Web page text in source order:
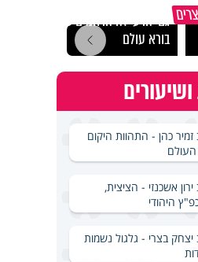
גם ׳הרע׳ זה הרחמים של
בורא עולם
כהן - התהוות היקום
העולם
אשכנזי - הציצית,
היהודי
יצחק בצרי - גלגול נשמות